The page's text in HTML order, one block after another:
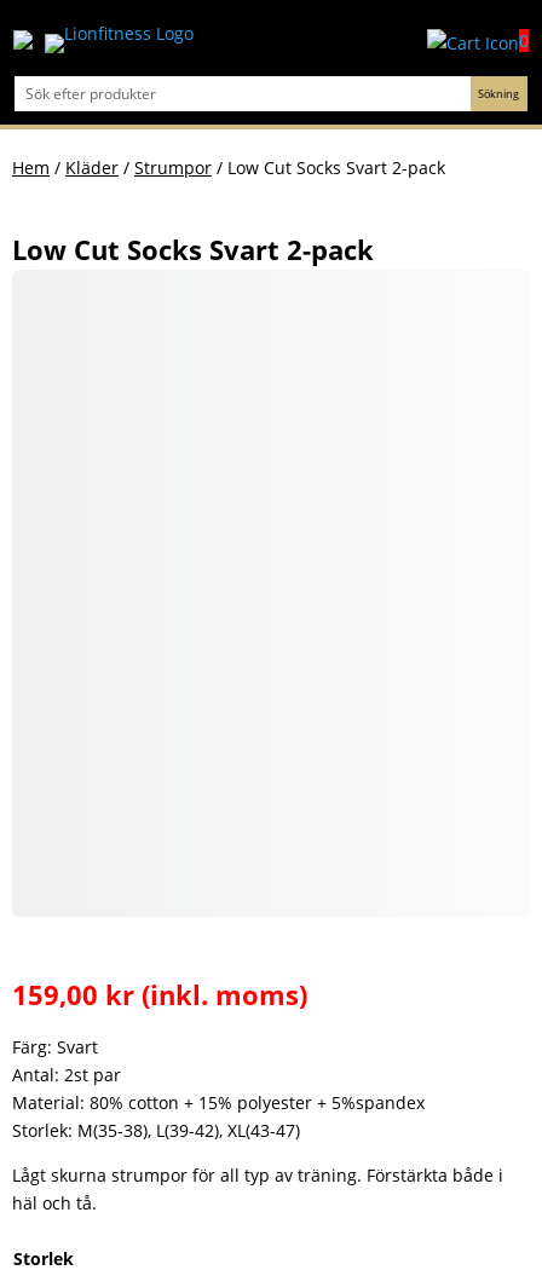
0
Hem / Kläder / Strumpor / Low Cut Socks Svart 2-pack
Low Cut Socks Svart 2-pack
159,00 kr (inkl. moms)
Färg: Svart
Antal: 2st par
Material: 80% cotton + 15% polyester + 5%spandex
Storlek: M(35-38), L(39-42), XL(43-47)
Lågt skurna strumpor för all typ av träning. Förstärkta både i
häl och tå.
Storlek